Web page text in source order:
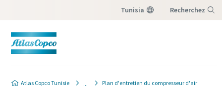
Tunisia Recherchez
Atlas Copco Tunisie Plan d'entretien du compresseur d'air